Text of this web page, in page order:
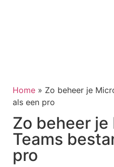
Home » Zo beheer je
als een pro
Zo beheer
Teams
pro